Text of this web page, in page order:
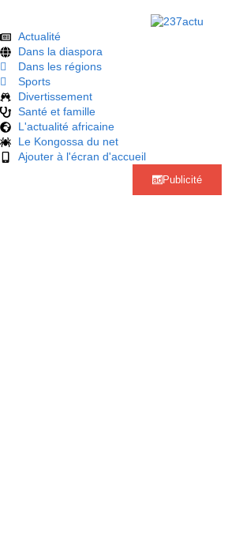
Actualité
Dans la diaspora
Dans les régions
Sports
Divertissement
Santé et famille
L'actualité africaine
Le Kongossa du net
Ajouter à l'écran d'accueil
Publicité